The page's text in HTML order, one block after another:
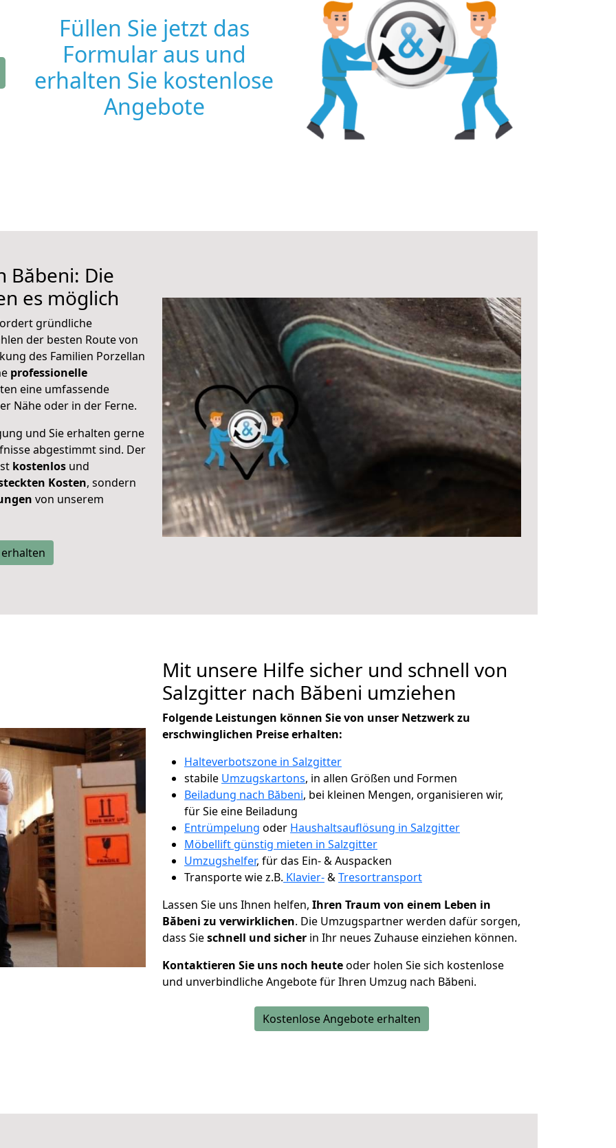
Füllen Sie jetzt das
Formular aus und
erhalten Sie kostenlose
Angebote
Băbeni: Die
es möglich
gründliche
der besten Route von
des Familien Porzellan
professionelle
eine umfassende
Nähe oder in der Ferne.
und Sie erhalten gerne
abgestimmt sind. Der
kostenlos und
Kosten, sondern
von unserem
Mit unsere Hilfe sicher und schnell von
Salzgitter nach Băbeni umziehen
Folgende Leistungen können Sie von unser Netzwerk zu
erschwinglichen Preise erhalten:
Halteverbotszone in Salzgitter
stabile Umzugskartons, in allen Größen und Formen
Beiladung nach Băbeni, bei kleinen Mengen, organisieren wir,
für Sie eine Beiladung
Entrümpelung oder Haushaltsauflösung in Salzgitter
Möbellift günstig mieten in Salzgitter
Umzugshelfer, für das Ein- & Auspacken
Transporte wie z.B. Klavier-&Tresortransport
Lassen Sie uns Ihnen helfen, Ihren Traum von einem Leben in
Băbeni zu verwirklichen. Die Umzugspartner werden dafür sorgen,
dass Sieschnell und sicher in Ihr neues Zuhause einziehen können.
Kontaktieren Sie uns noch heuteoder holen Sie sich kostenlose
und unverbindliche Angebote für Ihren Umzug nach Băbeni.
Kostenlose Angebote erhalten